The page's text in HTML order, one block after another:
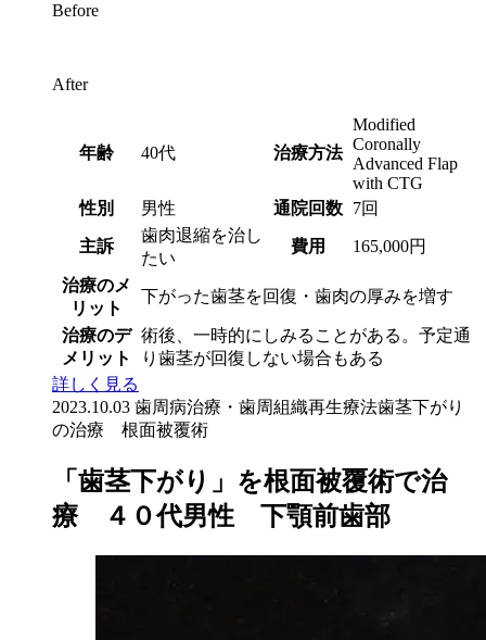
Before
After
年齢 40代 治療方法
Modified
Coronally
Advanced Flap
with CTG
性別
男性 通院回数 7回
主訴
歯肉退縮を治し
たい
費用 165,000円
治療のメ
リット
下がった歯茎を回復・歯肉の厚みを増す
治療のデ
メリット
術後、一時的にしみることがある。予定通
り歯茎が回復しない場合もある
詳しく見る
2023.10.03 歯周病治療・歯周組織再生療法歯茎下がり
の治療 根面被覆術
「歯茎下がり」を根面被覆術で治
療 ４０代男性 下顎前歯部